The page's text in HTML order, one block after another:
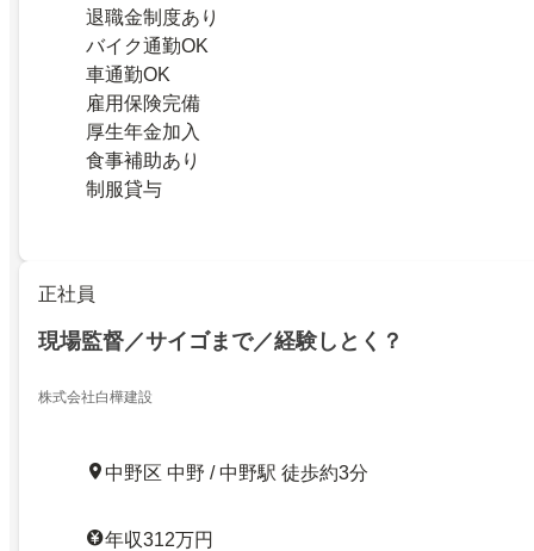
退職金制度あり
バイク通勤OK
車通勤OK
雇用保険完備
厚生年金加入
食事補助あり
制服貸与
正社員
現場監督／サイゴまで／経験しとく？
株式会社白樺建設
中野区 中野 / 中野駅 徒歩約3分
年収312万円